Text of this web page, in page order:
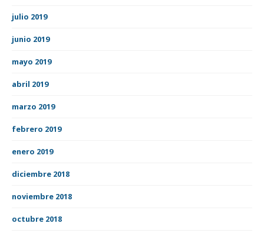
julio 2019
junio 2019
mayo 2019
abril 2019
marzo 2019
febrero 2019
enero 2019
diciembre 2018
noviembre 2018
octubre 2018